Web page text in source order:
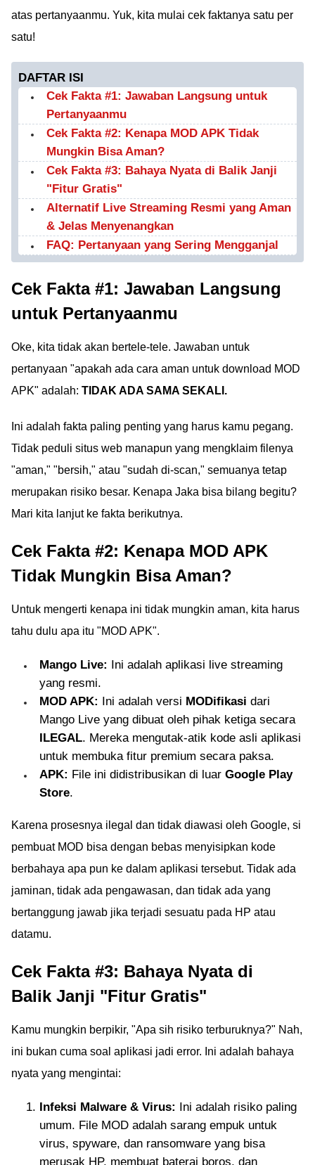
atas pertanyaanmu. Yuk, kita mulai cek faktanya satu per
satu!
DAFTAR ISI
Cek Fakta #1: Jawaban Langsung untuk
Pertanyaanmu
Cek Fakta #2: Kenapa MOD APK Tidak
Mungkin Bisa Aman?
Cek Fakta #3: Bahaya Nyata di Balik Janji
"Fitur Gratis"
Alternatif Live Streaming Resmi yang Aman
& Jelas Menyenangkan
FAQ: Pertanyaan yang Sering Mengganjal
Cek Fakta #1: Jawaban Langsung
untuk Pertanyaanmu
Oke, kita tidak akan bertele-tele. Jawaban untuk
pertanyaan "apakah ada cara aman untuk download MOD
APK" adalah: TIDAK ADA SAMA SEKALI.
Ini adalah fakta paling penting yang harus kamu pegang.
Tidak peduli situs web manapun yang mengklaim filenya
"aman," "bersih," atau "sudah di-scan," semuanya tetap
merupakan risiko besar. Kenapa Jaka bisa bilang begitu?
Mari kita lanjut ke fakta berikutnya.
Cek Fakta #2: Kenapa MOD APK
Tidak Mungkin Bisa Aman?
Untuk mengerti kenapa ini tidak mungkin aman, kita harus
tahu dulu apa itu "MOD APK".
Mango Live: Ini adalah aplikasi live streaming
yang resmi.
MOD APK: Ini adalah versi MODifikasi dari
Mango Live yang dibuat oleh pihak ketiga secara
ILEGAL. Mereka mengutak-atik kode asli aplikasi
untuk membuka fitur premium secara paksa.
APK: File ini didistribusikan di luar Google Play
Store.
Karena prosesnya ilegal dan tidak diawasi oleh Google, si
pembuat MOD bisa dengan bebas menyisipkan kode
berbahaya apa pun ke dalam aplikasi tersebut. Tidak ada
jaminan, tidak ada pengawasan, dan tidak ada yang
bertanggung jawab jika terjadi sesuatu pada HP atau
datamu.
Cek Fakta #3: Bahaya Nyata di
Balik Janji "Fitur Gratis"
Kamu mungkin berpikir, "Apa sih risiko terburuknya?" Nah,
ini bukan cuma soal aplikasi jadi error. Ini adalah bahaya
nyata yang mengintai:
Infeksi Malware & Virus: Ini adalah risiko paling
umum. File MOD adalah sarang empuk untuk
virus, spyware, dan ransomware yang bisa
merusak HP, membuat baterai boros, dan